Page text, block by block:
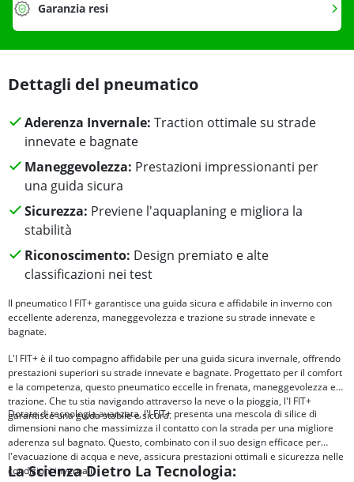
Garanzia resi
Dettagli del pneumatico
Aderenza Invernale: Traction ottimale su strade
innevate e bagnate
Maneggevolezza: Prestazioni impressionanti per
una guida sicura
Sicurezza: Previene l'aquaplaning e migliora la
stabilità
Riconoscimento: Design premiato e alte
classificazioni nei test
Il pneumatico I FIT+ garantisce una guida sicura e affidabile in inverno con
eccellente aderenza, maneggevolezza e trazione su strade innevate e
bagnate.
L'I FIT+ è il tuo compagno affidabile per una guida sicura invernale, offrendo
prestazioni superiori su strade innevate e bagnate. Progettato per il comfort
e la competenza, questo pneumatico eccelle in frenata, maneggevolezza e
trazione. Che tu stia navigando attraverso la neve o la pioggia, l'I FIT+
garantisce una guida stabile e sicura.
Dotato di tecnologia avanzata, l'I FIT+ presenta una mescola di silice di
dimensioni nano che massimizza il contatto con la strada per una migliore
aderenza sul bagnato. Questo, combinato con il suo design efficace per
l'evacuazione di acqua e neve, assicura prestazioni ottimali e sicurezza nelle
condizioni invernali.
La Scienza Dietro La Tecnologia: